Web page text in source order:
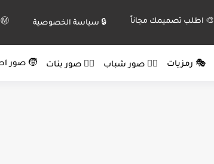
🎨 اطلب تصميمك مجاناً 🔒 سياسة الخصوصية Ⓜ️ من نحن ؟
🎭 رمزيات 🙍‍♂️ صور شباب 🙍‍♀️ صور بنات 🧒 صور